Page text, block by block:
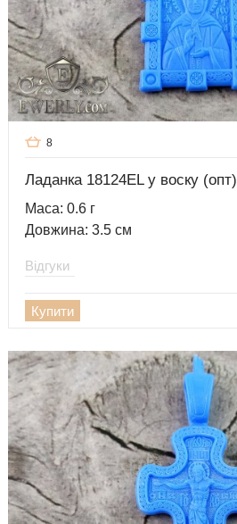
8
Ладанка 18124EL у воску (опт)
Маса: 0.6 г
Довжина: 3.5 см
Відгуки
Купити